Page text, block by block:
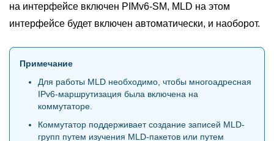
на интерфейсе включен PIMv6-SM, MLD на этом
интерфейсе будет включен автоматически, и наоборот.
Примечание
Для работы MLD необходимо, чтобы многоадресная
IPv6-маршрутизация была включена на
коммутаторе.
Коммутатор поддерживает создание записей MLD-
групп путем изучения MLD-пакетов или путем